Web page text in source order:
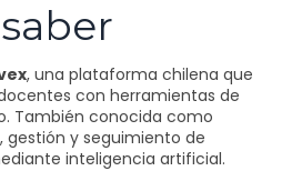
, una plataforma chilena que
con herramientas de
. También conocida como
gestión y seguimiento de
inteligencia artificial.